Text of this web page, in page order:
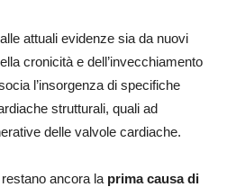
attuali evidenze sia da nuovi
cronicità e dell’invecchiamento
l’insorgenza di specifiche
strutturali, quali ad
delle valvole cardiache.
ancora la prima causa di